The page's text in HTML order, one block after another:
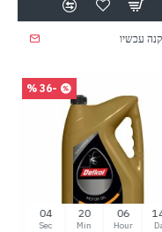
קנה עכשיו
-36 %
06
Hour
20
Min
03
Sec